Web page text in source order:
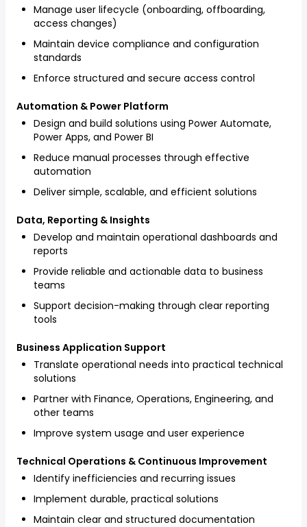
Manage user lifecycle (onboarding, offboarding,
access changes)
Maintain device compliance and configuration
standards
Enforce structured and secure access control
Automation & Power Platform
Design and build solutions using Power Automate,
Power Apps, and Power BI
Reduce manual processes through effective
automation
Deliver simple, scalable, and efficient solutions
Data, Reporting & Insights
Develop and maintain operational dashboards and
reports
Provide reliable and actionable data to business
teams
Support decision-making through clear reporting
tools
Business Application Support
Translate operational needs into practical technical
solutions
Partner with Finance, Operations, Engineering, and
other teams
Improve system usage and user experience
Technical Operations & Continuous Improvement
Identify inefficiencies and recurring issues
Implement durable, practical solutions
Maintain clear and structured documentation